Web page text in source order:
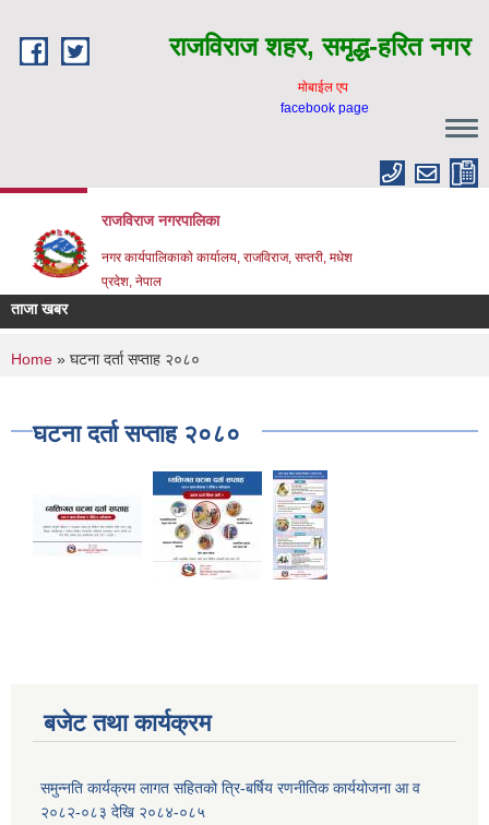
राजविराज शहर, समृद्ध-हरित नगर
माेबाईल एप
facebook page
राजविराज नगरपालिका
नगर कार्यपालिकाकाे कार्यालय, राजविराज, सप्तरी, मधेश
प्रदेश, नेपाल
ताजा खबर
You are here
Home » घटना दर्ता सप्ताह २०८०
घटना दर्ता सप्ताह २०८०
बजेट तथा कार्यक्रम
समुन्नति कार्यक्रम लागत सहितको त्रि-बर्षिय रणनीतिक कार्ययोजना आ व
२०८२-०८३ देखि २०८४-०८५